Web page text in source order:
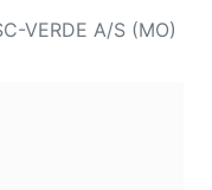
VERDE A/S (MO)